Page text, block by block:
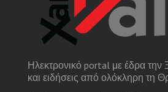
Ηλεκτρονικό portal με έδρα την
και ειδήσεις από ολόκληρη τη